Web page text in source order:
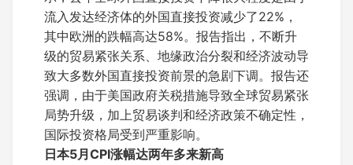
流入发达经济体的外国直接投资减少了22%，
其中欧洲的跌幅高达58%。报告指出，不断升
级的贸易紧张关系、地缘政治分裂和经济波动导
致大多数外国直接投资前景的急剧下调。报告还
强调，由于美国政府关税措施导致全球贸易紧张
局势升级，加上贸易谈判和经济政策不确定性，
国际投资格局受到严重影响。
日本5月CPI涨幅达两年多来新高